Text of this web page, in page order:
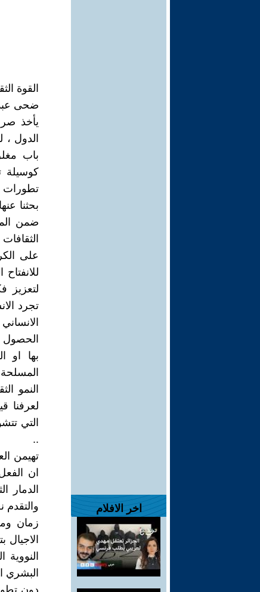
اخر الافلام
القوة
ضحى
يأخذ
الدول
باب
كوسيلة
تطورات
بحثنا
ضمن
على
لتعزيز
تجرد
الحصول
بها او
النمو
لعرفنا
التي
..
تهيمن
ان
الدمار
والتقدم
زمان
البشري
دون